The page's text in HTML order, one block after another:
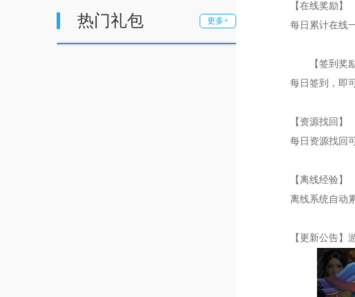
更多+
热门礼包
【在线奖励】
每日累计在线一
【签到奖励
每日签到，即可
【资源找回】
每日资源找回可
【离线经验】
离线系统自动累
【更新公告】游